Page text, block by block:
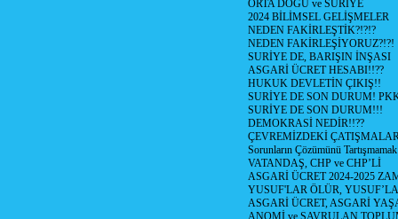
ORTA DOGU ve SURİYE
2024 BİLİMSEL GELİŞMELER
NEDEN FAKİRLEŞTİK?!?!?
NEDEN FAKİRLEŞİYORUZ?!?!
SURİYE DE, BARIŞIN İNŞASI
ASGARİ ÜCRET HESABI!!??
HUKUK DEVLETİN ÇIKIŞ!!
SURİYE DE SON DURUM!
SURİYE DE SON DURUM!!!
DEMOKRASİ NEDİR!!??
ÇEVREMİZDEKİ
Sorunların Çözümünü
VATANDAŞ, CHP ve CHP’Lİ
ASGARİ ÜCRET 2024-2025
YUSUF'LAR ÖLÜR,
ASGARİ ÜCRET, ASGARİ
ANOMİ ve SAVRULAN